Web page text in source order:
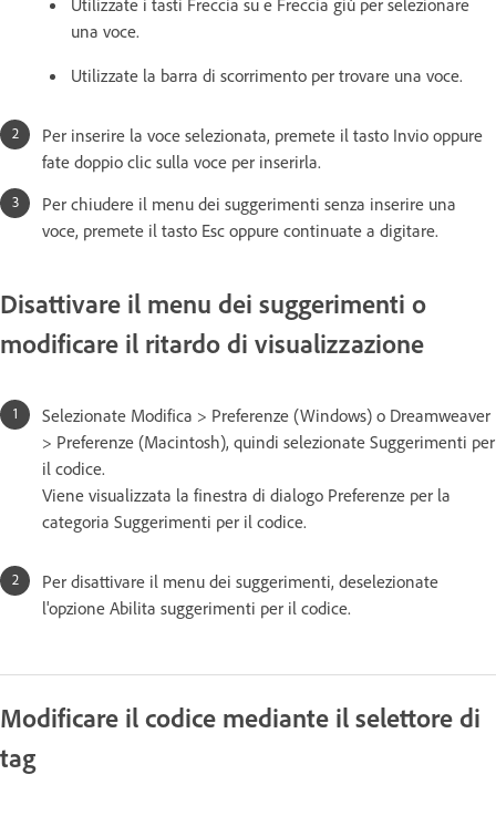
una voce.
Utilizzate la barra di scorrimento per trovare una voce.
Per inserire la voce selezionata, premete il tasto Invio oppure
fate doppio clic sulla voce per inserirla.
Per chiudere il menu dei suggerimenti senza inserire una
voce, premete il tasto Esc oppure continuate a digitare.
Disattivare il menu dei suggerimenti o
modificare il ritardo di visualizzazione
Selezionate Modifica > Preferenze (Windows) o Dreamweaver
> Preferenze (Macintosh), quindi selezionate Suggerimenti per
il codice.
Viene visualizzata la finestra di dialogo Preferenze per la
categoria Suggerimenti per il codice.
Per disattivare il menu dei suggerimenti, deselezionate
l'opzione Abilita suggerimenti per il codice.
Modificare il codice mediante il selettore di
tag